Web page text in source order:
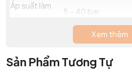
Áp suất làm
5 – 40 bar
A105, SS400,
SUS201, SUS304,
Vật liệu hợp
kim
ASTM A182 và các
Xem thêm
Sản Phẩm Tương Tự